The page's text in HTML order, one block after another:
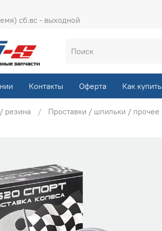
сб.вс - выходной
Контакты Оферта Как купить
резина Проставки / шпильки / прочее